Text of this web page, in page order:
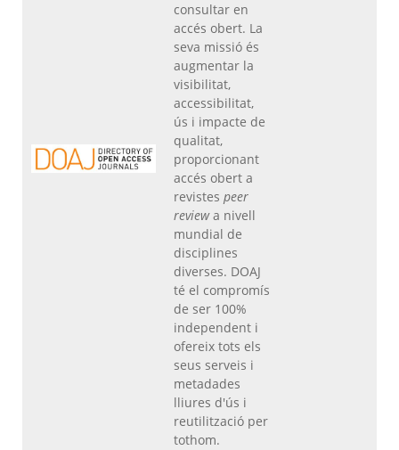
consultar en
accés obert. La
seva missió és
augmentar la
visibilitat,
accessibilitat,
ús i impacte de
qualitat,
proporcionant
accés obert a
revistes peer
reviewa nivell
mundial de
disciplines
diverses. DOAJ
té el compromís
de ser 100%
independent i
ofereix tots els
seus serveis i
metadades
lliures d'ús i
reutilització per
tothom.